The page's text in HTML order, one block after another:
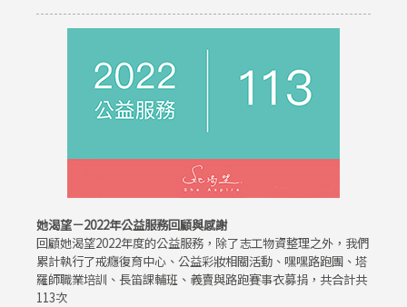
她渴望－2022年公益服務回顧與感謝
回顧她渴望2022年度的公益服務，除了志工物資整理之外，我們
累計執行了戒癮復育中心、公益彩妝相關活動、嘿嘿路跑團、塔
羅師職業培訓、長笛課輔班、義賣與路跑賽事衣募捐，共合計共
113次